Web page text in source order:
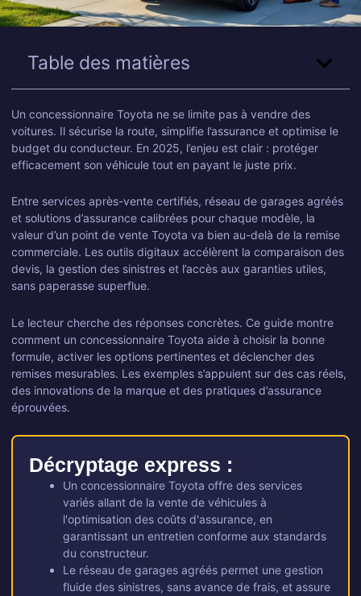
Table des matières
Un concessionnaire Toyota ne se limite pas à vendre des
voitures. Il sécurise la route, simplifie l’assurance et optimise le
budget du conducteur. En 2025, l’enjeu est clair : protéger
efficacement son véhicule tout en payant le juste prix.
Entre services après-vente certifiés, réseau de garages agréés
et solutions d’assurance calibrées pour chaque modèle, la
valeur d’un point de vente Toyota va bien au-delà de la remise
commerciale. Les outils digitaux accélèrent la comparaison des
devis, la gestion des sinistres et l’accès aux garanties utiles,
sans paperasse superflue.
Le lecteur cherche des réponses concrètes. Ce guide montre
comment un concessionnaire Toyota aide à choisir la bonne
formule, activer les options pertinentes et déclencher des
remises mesurables. Les exemples s’appuient sur des cas réels,
des innovations de la marque et des pratiques d’assurance
éprouvées.
Décryptage express :
Un concessionnaire Toyota offre des services
variés allant de la vente de véhicules à
l'optimisation des coûts d'assurance, en
garantissant un entretien conforme aux standards
du constructeur.
Le réseau de garages agréés permet une gestion
fluide des sinistres, sans avance de frais, et assure